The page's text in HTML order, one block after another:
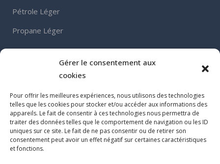
Gérer le consentement aux
cookies
Pour offrir les meilleures expériences, nous utilisons des technologies
telles que les cookies pour stocker et/ou accéder aux informations des
appareils. Le fait de consentir à ces technologies nous permettra de
traiter des données telles que le comportement de navigation ou les ID
uniques sur ce site. Le fait de ne pas consentir ou de retirer son
consentement peut avoir un effet négatif sur certaines caractéristiques
et fonctions.
Pétrole Léger
Propane Léger
460, Grand Boulevard
L’Île-Perrot (QC) J7V 4X5
Tel :514 453-5766
Fax. : 514 453-4451